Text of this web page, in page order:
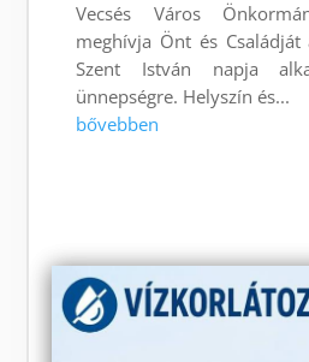
Vecsés Város
meghívja Önt és Családját
Szent István napja
ünnepségre. Helyszín és...
bővebben